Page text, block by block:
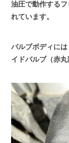
油圧で動作する
れています。
バルブボディに
イドバルブ（赤丸